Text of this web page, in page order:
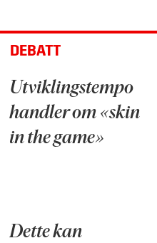
DEBATT
Utviklingstempo
handler om «skin
in the game»
Dette kan